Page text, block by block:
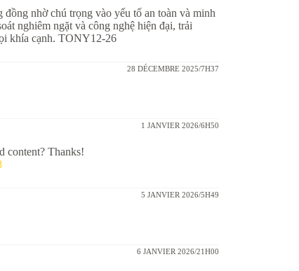
nhờ chú trọng vào yếu tố an toàn và minh
nghiêm ngặt và công nghệ hiện đại, trải
khía cạnh. TONY12-26
28 DÉCEMBRE 2025/7H37
1 JANVIER 2026/6H50
content? Thanks!
5 JANVIER 2026/5H49
6 JANVIER 2026/21H00